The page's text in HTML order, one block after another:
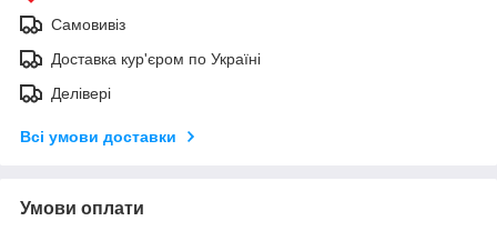
Самовивіз
Доставка кур'єром по Україні
Делівері
Всі умови доставки
Умови оплати